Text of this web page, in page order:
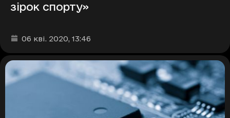
зірок спорту»
Дата та час публікації
06 кві. 2020, 13:46